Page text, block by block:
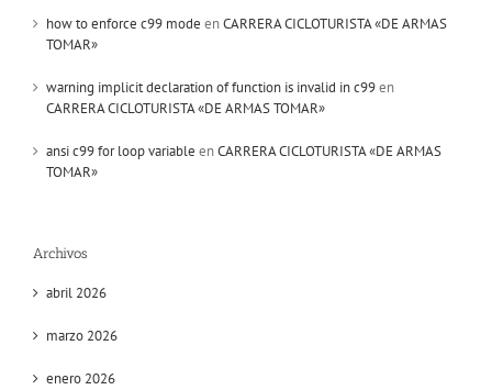
how to enforce c99 mode enCARRERA CICLOTURISTA «DE ARMAS
TOMAR»
warning implicit declaration of function is invalid in c99en
CARRERA CICLOTURISTA «DE ARMAS TOMAR»
ansi c99 for loop variable enCARRERA CICLOTURISTA «DE ARMAS
TOMAR»
Archivos
abril 2026
marzo 2026
enero 2026